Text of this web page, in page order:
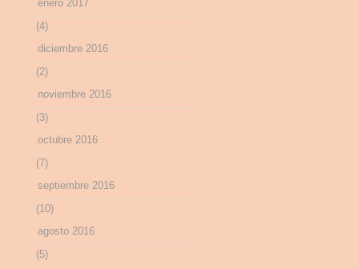
enero 2017
(4)
diciembre 2016
(2)
noviembre 2016
(3)
octubre 2016
(7)
septiembre 2016
(10)
agosto 2016
(5)